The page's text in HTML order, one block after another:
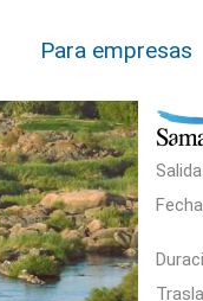
Para empresas